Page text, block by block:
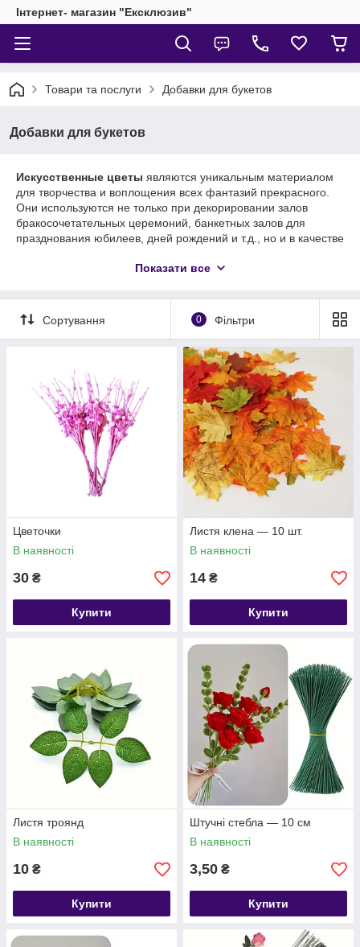
Інтернет- магазин "Ексклюзив"
Товари та послуги Добавки для букетов
Добавки для букетов
Искусственные цветы являются уникальным материалом
для творчества и воплощения всех фантазий прекрасного.
Они используются не только при декорировании залов
бракосочетательных церемоний, банкетных залов для
празднования юбилеев, дней рождений и т.д., но и в качестве
украшений для ландшафтного дизайна, как декор для
нашим добавок, Ви зможете придумати самі оригінальні, і
самі неординарні букети. Різноманітніштучні добавки для
штучна зелень для букетів
сподобаються будь-флориста, дизайнерові або любителю
хенд-мейд.
Показати все
Сортування 0 Фільтри
Цветочки
В наявності
30 ₴
Купити
Листя клена — 10 шт.
В наявності
14 ₴
Купити
Листя троянд
В наявності
10 ₴
Купити
Штучні стебла — 10 см
В наявності
3,50 ₴
Купити